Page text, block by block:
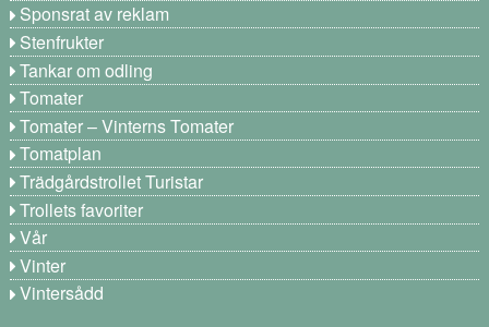
Sponsrat av reklam
Stenfrukter
Tankar om odling
Tomater
Tomater – Vinterns Tomater
Tomatplan
Trädgårdstrollet Turistar
Trollets favoriter
Vår
Vinter
Vintersådd